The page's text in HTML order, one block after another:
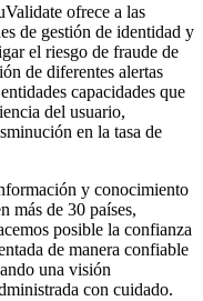
ofrece a las
de gestión de identidad y
el riesgo de fraude de
de diferentes alertas
capacidades que
del usuario,
en la tasa de
y conocimiento
más de 30 países,
posible la confianza
de manera confiable
una visión
con cuidado.